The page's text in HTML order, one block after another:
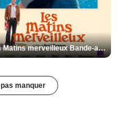
Les Matins merveilleux Bande-annonce VF
manquer